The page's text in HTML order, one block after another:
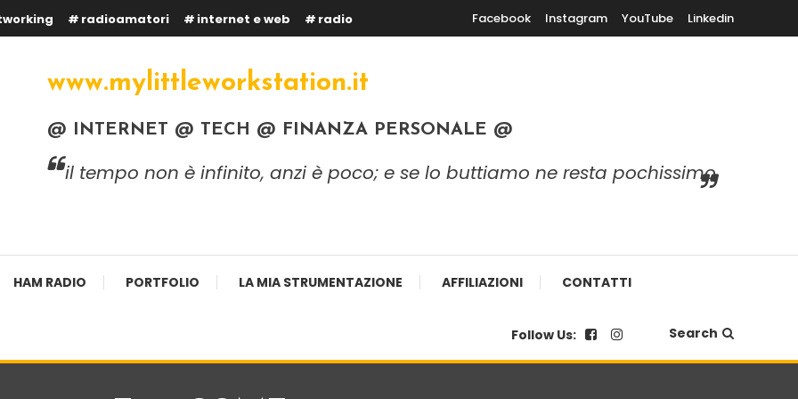
radioamatori internet e web radio Facebook Instagram YouTube Linkedin
www.mylittleworkstation.it
@ INTERNET @ TECH @ FINANZA PERSONALE @
il tempo non è infinito, anzi è poco; e se lo buttiamo ne resta pochissimo
HAM RADIO PORTFOLIO LA MIA STRUMENTAZIONE AFFILIAZIONI CONTATTI
Follow Us: Search